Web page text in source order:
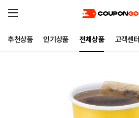
추천상품 인기상품 전체상품 고객센터